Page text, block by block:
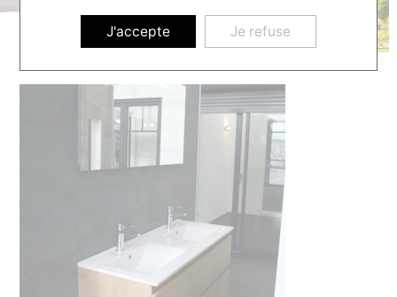
J'accepte Je refuse